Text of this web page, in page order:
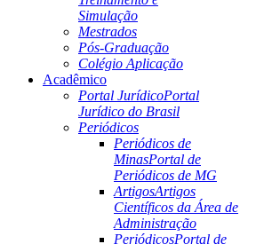
Simulação
Mestrados
Pós-Graduação
Colégio Aplicação
Acadêmico
Portal JurídicoPortal
Jurídico do Brasil
Periódicos
Periódicos de
MinasPortal de
Periódicos de MG
ArtigosArtigos
Científicos da Área de
Administração
PeriódicosPortal de